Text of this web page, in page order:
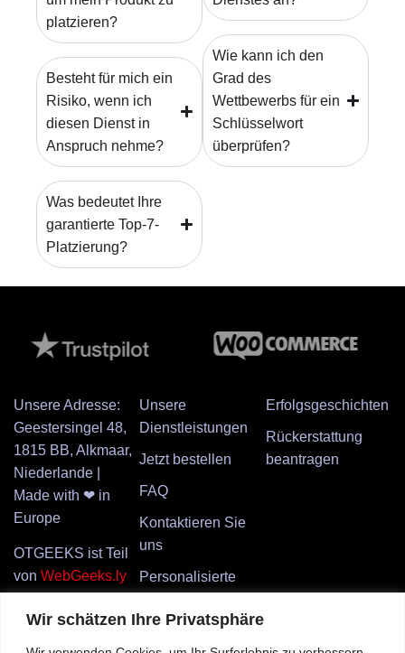
Wir schätzen Ihre Privatsphäre
platzieren?
Besteht für mich ein
Risiko, wenn ich
diesen Dienst in
Anspruch nehme?
Was bedeutet Ihre
garantierte Top-7-
Platzierung?
Wie kann ich den
Grad des
Wettbewerbs für ein
Schlüsselwort
überprüfen?
Unsere Adresse:
Geestersingel 48,
1815 BB, Alkmaar,
Niederlande |
Made with ❤ in
Europe
OTGEEKS ist Teil
von WebGeeks.ly
ist Teil vonREBEL
Unsere
Dienstleistungen
Jetzt bestellen
FAQ
Kontaktieren Sie
uns
Personalisierte
anfordern
Erfolgsgeschichten
Rückerstattung
beantragen